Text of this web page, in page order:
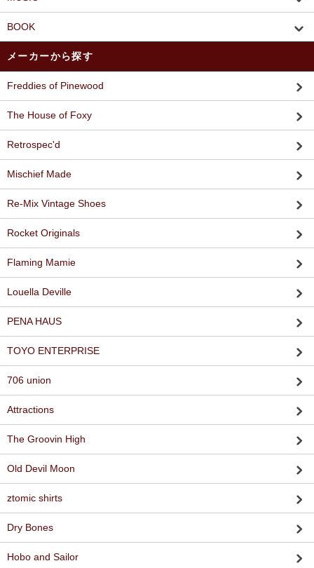
BOOK
メーカーから探す
Freddies of Pinewood
The House of Foxy
Retrospec'd
Mischief Made
Re-Mix Vintage Shoes
Rocket Originals
Flaming Mamie
Louella Deville
PENA HAUS
TOYO ENTERPRISE
706 union
Attractions
The Groovin High
Old Devil Moon
ztomic shirts
Dry Bones
Hobo and Sailor